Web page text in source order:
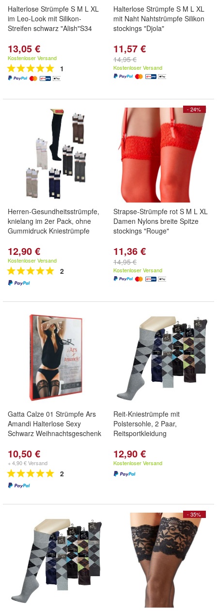
Halterlose Strümpfe S M L XL
im Leo-Look mit Silikon-
Streifen schwarz "Alish"S34
13,05 €
Kostenloser Versand
1
Halterlose Strümpfe S M L XL
mit Naht Nahtstrümpfe Silikon
stockings "Djola"
11,57 €
14,95 €
Kostenloser Versand
Herren-Gesundheitsstrümpfe,
knielang im 2er Pack, ohne
Gummidruck Kniestrümpfe
12,90 €
Kostenloser Versand
2
- 24%
Strapse-Strümpfe rot S M L XL
Damen Nylons breite Spitze
stockings "Rouge"
11,36 €
14,95 €
Kostenloser Versand
Gatta Calze 01 Strümpfe Ars
Amandi Halterlose Sexy
Schwarz Weihnachtsgeschenk
10,50 €
+ 4,90 € Versand
2
Reit-Kniestrümpfe mit
Polstersohle, 2 Paar,
Reitsportkleidung
12,90 €
Kostenloser Versand
- 35%